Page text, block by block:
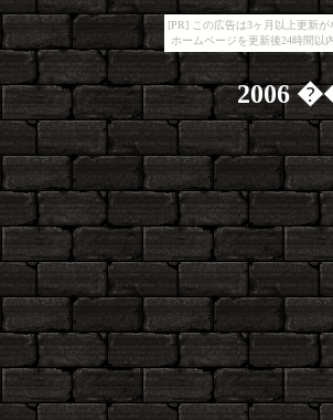
[PR] この広告は3ヶ月以上更新が
ホームページを更新後24時間以
2006